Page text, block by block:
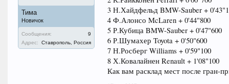
Тима
Новичок
Сообщения:
9
Адрес:
Ставрополь, Россия
3 Н.Хайдфельд BMW-Sauber +
4 Ф.Алонсо McLaren + 0'44"800
5 Р.Кубица BMW-Sauber + 0'47"600
6 Р.Шумахер Toyota + 0'50"600
7 Н.Росберг Williams + 0'59"100
8 Х.Ковалайнен Renault + 1'08"100
Как вам расклад мест после гран-